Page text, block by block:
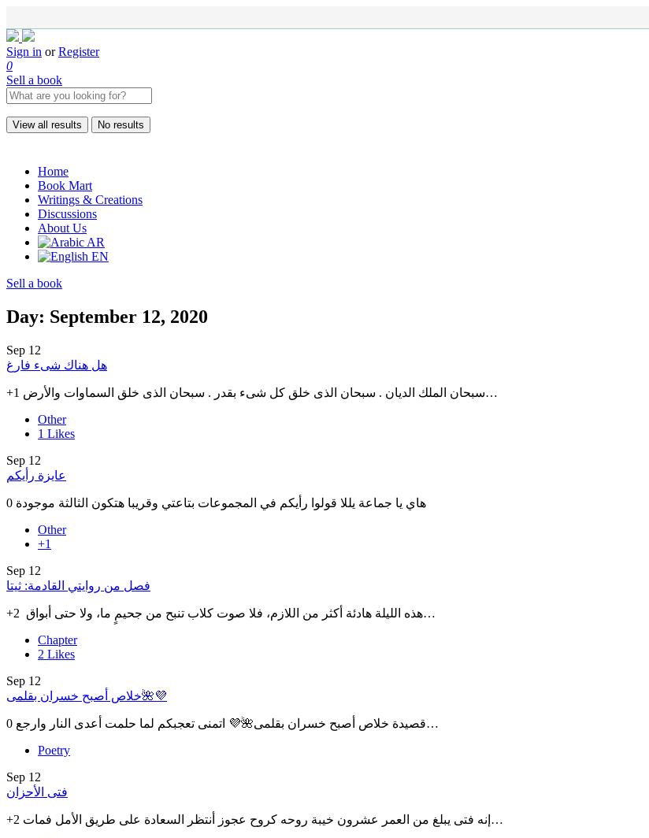
Sign in or Register
0
Sell a book
View all results No results
Home
Book Mart
Writings & Creations
Discussions
About Us
AR
EN
Sell a book
Day: September 12, 2020
Sep 12
هل هناك شىء فارغ
+1 سبحان الملك الديان . سبحان الذى خلق كل شىء بقدر . سبحان الذى خلق السماوات والأرض…
Other
1 Likes
Sep 12
عايزة رأيكم
0 هاي يا جماعة يللا قولوا رأيكم في المجموعات بتاعتي وقريبا هتكون الثالثة موجودة
Other
+1
Sep 12
فصل من روايتي القادمة: ثيتا
+2 هذه الليلة هادئة أكثر من اللازم، فلا صوت كلاب تنبح من جحيمٍ ما، ولا حتى أبواق…
Chapter
2 Likes
Sep 12
خلاص أصبح خسران بقلمى🌺💜
0 قصيدة خلاص أصبح خسران بقلمى🌺💜 اتمنى تعجبكم لما حلمت أعدى النار وارجع…
Poetry
Sep 12
فتى الأحزان
+2 إنه فتى يبلغ من العمر عشرون خيبة روحه كروح عجوز أنتظر السعادة على طريق الأمل فمات…